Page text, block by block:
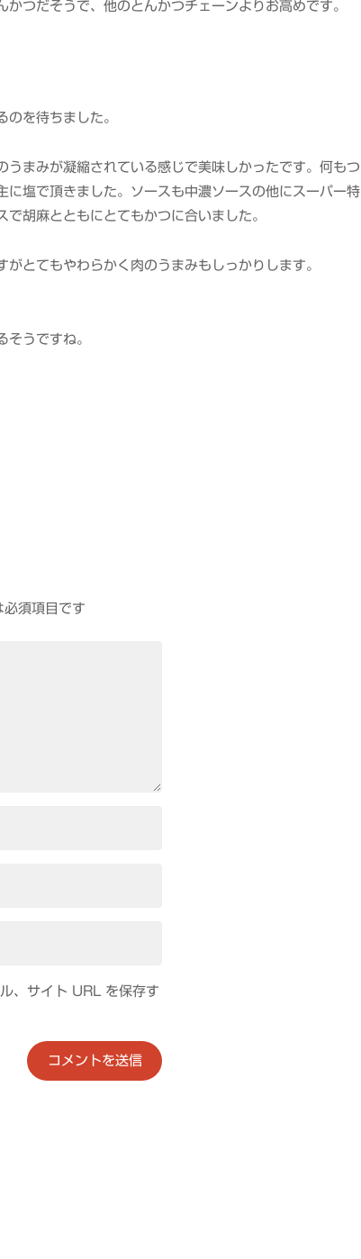
つだそうで、他のとんかつチェーンよりお高めです。
を待ちました。
まみが凝縮されている感じで美味しかったです。何もつ
塩で頂きました。ソースも中濃ソースの他にスーパー特
胡麻とともにとてもかつに合いました。
とてもやわらかく肉のうまみもしっかりします。
うですね。
必須項目です
、サイト URL を保存す